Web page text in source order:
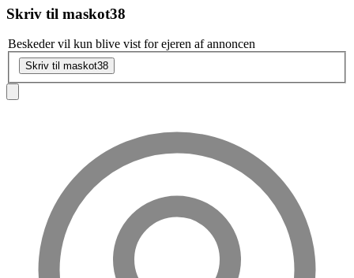
Skriv til maskot38
Beskeder vil kun blive vist for ejeren af annoncen
Skriv til maskot38